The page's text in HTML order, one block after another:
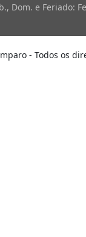
Dom. e Feriado:
- Todos os